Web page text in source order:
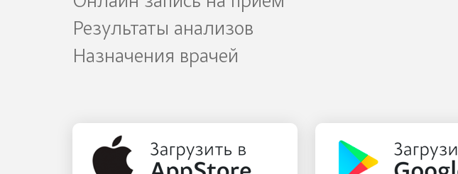
Результаты анализов
Назначения врачей